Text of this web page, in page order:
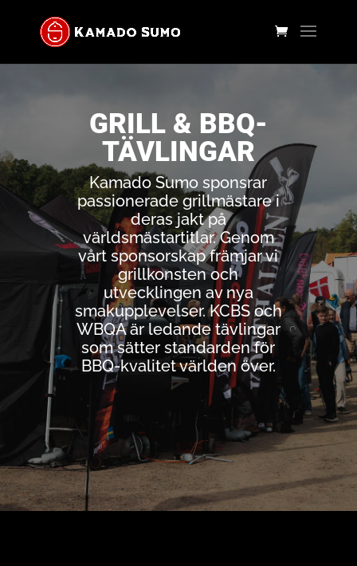
GRILL & BBQ-
TÄVLINGAR
Kamado Sumo sponsrar
passionerade grillmästare i
deras jakt på
världsmästartitlar. Genom
vårt sponsorskap främjar vi
grillkonsten och
utvecklingen av nya
smakupplevelser. KCBS och
WBQA är ledande tävlingar
som sätter standarden för
BBQ-kvalitet världen över.